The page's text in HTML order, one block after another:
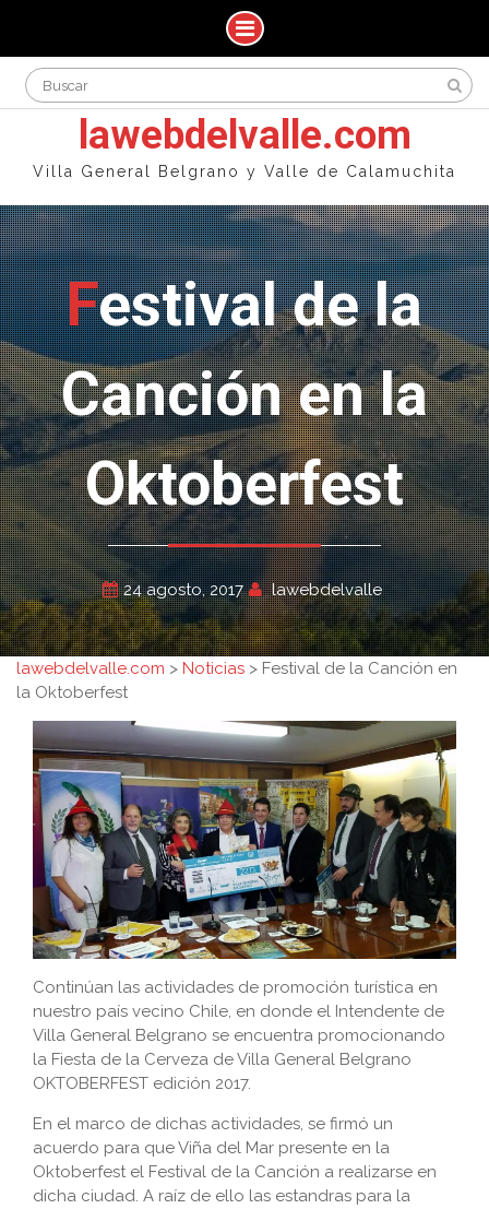
Skip
for:
lawebdelvalle.com
Villa General Belgrano y Valle de Calamuchita
Festival de la
Canción en la
Oktoberfest
24 agosto, 2017 lawebdelvalle
lawebdelvalle.com > Noticias > Festival de la Canción en
la Oktoberfest
Continúan las actividades de promoción turística en
nuestro país vecino Chile, en donde el Intendente de
Villa General Belgrano se encuentra promocionando
la Fiesta de la Cerveza de Villa General Belgrano
OKTOBERFEST edición 2017.
En el marco de dichas actividades, se firmó un
acuerdo para que Viña del Mar presente en la
Oktoberfest el Festival de la Canción a realizarse en
dicha ciudad. A raíz de ello las estandras para la